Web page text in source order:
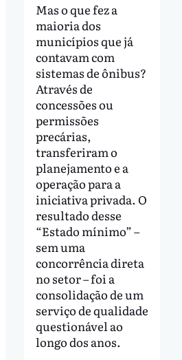
Mas o que fez a
maioria dos
municípios que já
contavam com
sistemas de ônibus?
Através de
concessões ou
permissões
precárias,
transferiram o
planejamento e a
operação para a
iniciativa privada. O
resultado desse
“Estado mínimo” –
sem uma
concorrência direta
no setor – foi a
consolidação de um
serviço de qualidade
questionável ao
longo dos anos.